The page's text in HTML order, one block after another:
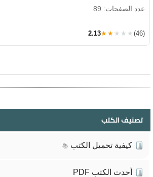
عدد الصفحات: 89
2.13★★★★★ (46)
تصنيف الكتب
كيفية تحميل الكتب 📚
أحدث الكتب PDF